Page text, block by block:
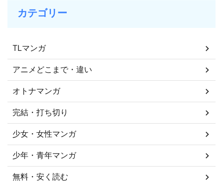
カテゴリー
TLマンガ
アニメどこまで・違い
オトナマンガ
完結・打ち切り
少女・女性マンガ
少年・青年マンガ
無料・安く読む